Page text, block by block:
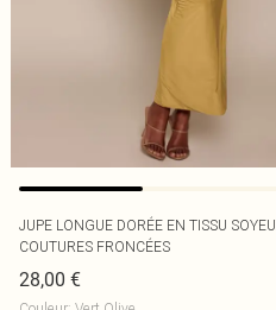
JUPE LONGUE DORÉE EN TISSU
COUTURES FRONCÉES
28,00 €